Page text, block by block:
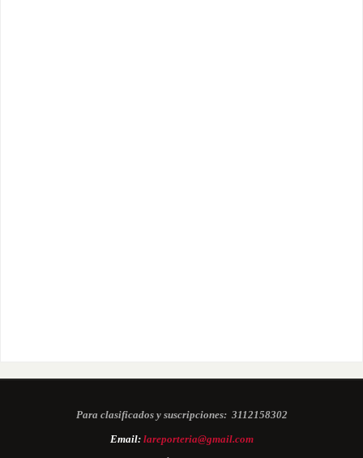
Para clasificados y suscripciones: 3112158302
Email: lareporteria@gmail.com